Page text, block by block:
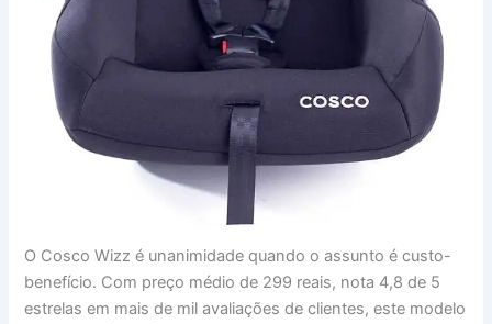
O Cosco Wizz é unanimidade quando o assunto é custo-
benefício. Com preço médio de 299 reais, nota 4,8 de 5
estrelas em mais de mil avaliações de clientes, este modelo